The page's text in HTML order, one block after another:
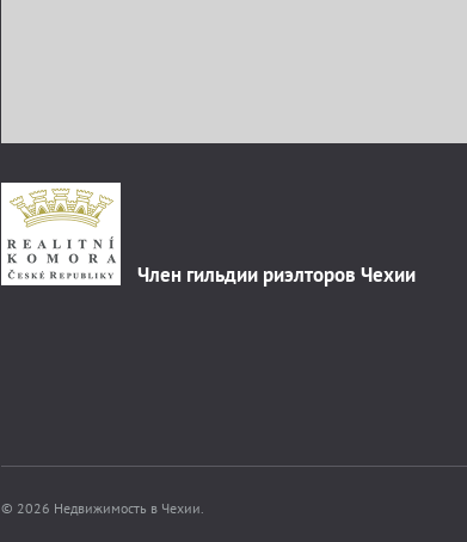
Член гильдии риэлторов Чехии
© 2026 Недвижимость в Чехии.